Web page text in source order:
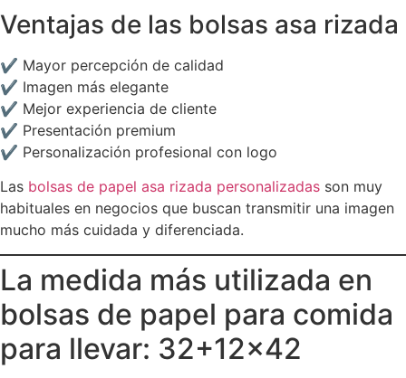
Ventajas de las bolsas asa rizada
✔ Mayor percepción de calidad
✔ Imagen más elegante
✔ Mejor experiencia de cliente
✔ Presentación premium
✔ Personalización profesional con logo
Las bolsas de papel asa rizada personalizadas son muy
habituales en negocios que buscan transmitir una imagen
mucho más cuidada y diferenciada.
La medida más utilizada en
bolsas de papel para comida
para llevar: 32+12×42